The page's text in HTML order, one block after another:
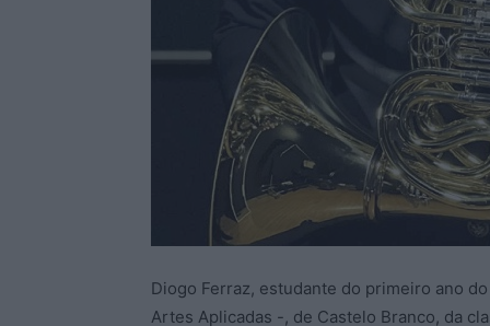
Diogo Ferraz, estudante do primeiro ano
Artes Aplicadas -, de Castelo Branco, da